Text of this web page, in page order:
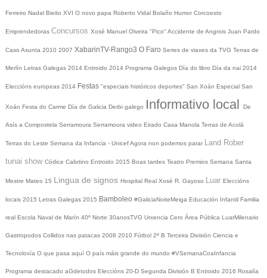
Ferreiro Nadal Bieito XVI O novo papa Roberto Vidal Bolaño Humor Corcoesto
Emprendedoras Concursos Xosé Manuel Olveira "Pico" Accidente de Angrois Juan Pardo
Caso Asunta 2010 2007 XabarinTV-Rango3 O Faro Series de viaxes da TVG Terras de
Merlín Letras Galegas 2014 Entroido 2014 Programa Galegos Día do libro Día da nai 2014
Eleccións europeas 2014 Festas "especiais históricos deportes" San Xoán Especial San
Xoán Festa do Carme Día de Galicia Derbi galego Informativo local De
Asís a Compostela Serramoura Serramoura video Eirado Casa Manola Terras de Acolá
Terras do Leste Semana da Infancia - UnicefAgora non podemos parar Land Rober
tunai show Códice Calixtino Entroido 2015 Boas tardes Teatro Premios Semana Santa
Mestre Mateo 15 Lingua de signos Hospital Real Xosé R. Gayoso Luar Eleccións
locais 2015 Letras Galegas 2015 Bamboleo #GaliciaNoiteMeiga Educación Infantil Familia
real Escola Naval de Marín 40º Norte 30anosTVG Urxencia Cero Área Pública LuarMilenario
Gastropodos Collidos nas patacas 2008 2010 Fútbol 2ª B Terceira División Ciencia e
Tecnoloxía O que pasa aquí O país máis grande do mundo #VSemanaCoaInfancia
Programa destacado aGdetodos Eleccións 20-D Segunda División B Entroido 2016 Rosalía